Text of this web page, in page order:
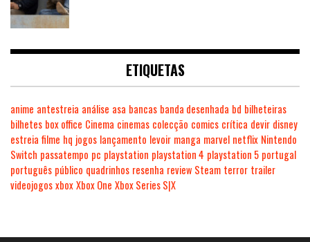
ETIQUETAS
anime antestreia análise asa bancas banda desenhada bd bilheteiras
bilhetes box office Cinema cinemas colecção comics crítica devir disney
estreia filme hq jogos lançamento levoir manga marvel netflix Nintendo
Switch passatempo pc playstation playstation 4 playstation 5 portugal
português público quadrinhos resenha review Steam terror trailer
videojogosxboxXbox One Xbox Series S|X